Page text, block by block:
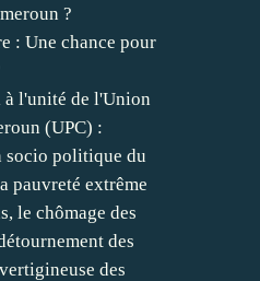
?
: Une chance pour
l'unité de l'Union
(UPC) :
socio politique du
pauvreté extrême
le chômage des
des
des